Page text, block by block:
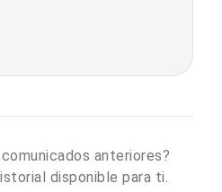
anteriores?
disponible para ti.